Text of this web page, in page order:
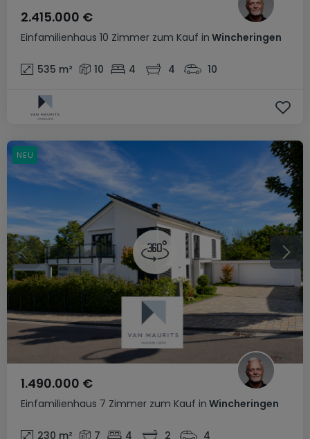
Einfamilienhaus 10 Zimmer zum Kauf in Wincheringen
2.415.000 €
535 m² 10 4 4 10
Einfamilienhaus 7 Zimmer zum Kauf in Wincheringen
1.490.000 €
230 m² 7 4 2 4
NEU